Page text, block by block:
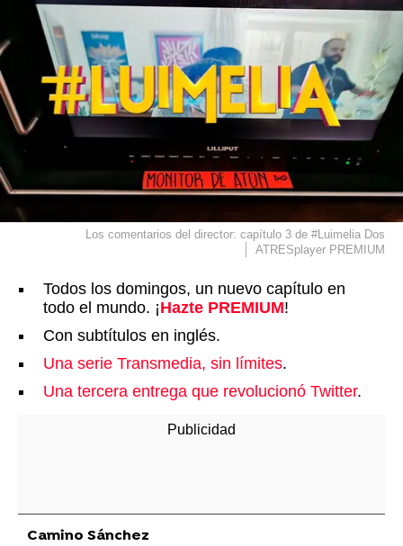
Los comentarios del director: capítulo 3 de #Luimelia Dos
ATRESplayer PREMIUM
Todos los domingos, un nuevo capítulo en
todo el mundo. ¡Hazte PREMIUM!
Con subtítulos en inglés.
Una serie Transmedia, sin límites.
Una tercera entrega que revolucionó Twitter.
Camino Sánchez